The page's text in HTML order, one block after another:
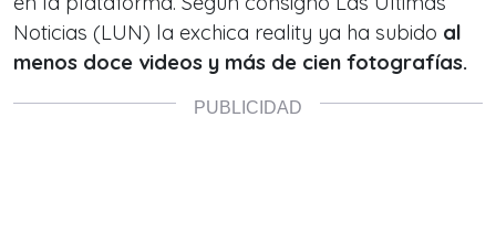
Noticias (LUN) la exchica reality ya ha subido al
menos doce videos y más de cien fotografías.